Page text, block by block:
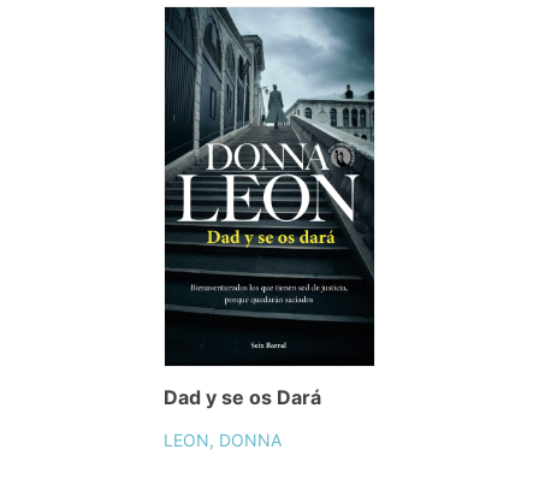
Dad y se os Dará
LEON, DONNA